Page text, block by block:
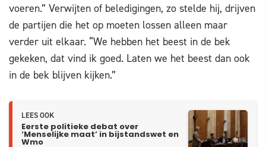
voeren.” Verwijten of beledigingen, zo stelde hij, drijven
de partijen die het op moeten lossen alleen maar
verder uit elkaar. “We hebben het beest in de bek
gekeken, dat vind ik goed. Laten we het beest dan ook
in de bek blijven kijken.”
LEES OOK
Eerste politieke debat over
‘Menselijke maat’ in bijstandswet en
Wmo